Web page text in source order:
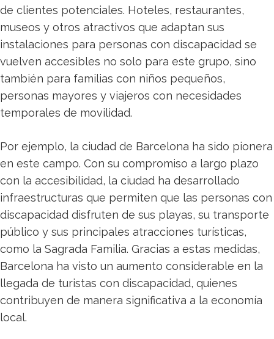
de clientes potenciales. Hoteles, restaurantes,
museos y otros atractivos que adaptan sus
instalaciones para personas con discapacidad se
vuelven accesibles no solo para este grupo, sino
también para familias con niños pequeños,
personas mayores y viajeros con necesidades
temporales de movilidad.
Por ejemplo, la ciudad de Barcelona ha sido pionera
en este campo. Con su compromiso a largo plazo
con la accesibilidad, la ciudad ha desarrollado
infraestructuras que permiten que las personas con
discapacidad disfruten de sus playas, su transporte
público y sus principales atracciones turísticas,
como la Sagrada Familia. Gracias a estas medidas,
Barcelona ha visto un aumento considerable en la
llegada de turistas con discapacidad, quienes
contribuyen de manera significativa a la economía
local.